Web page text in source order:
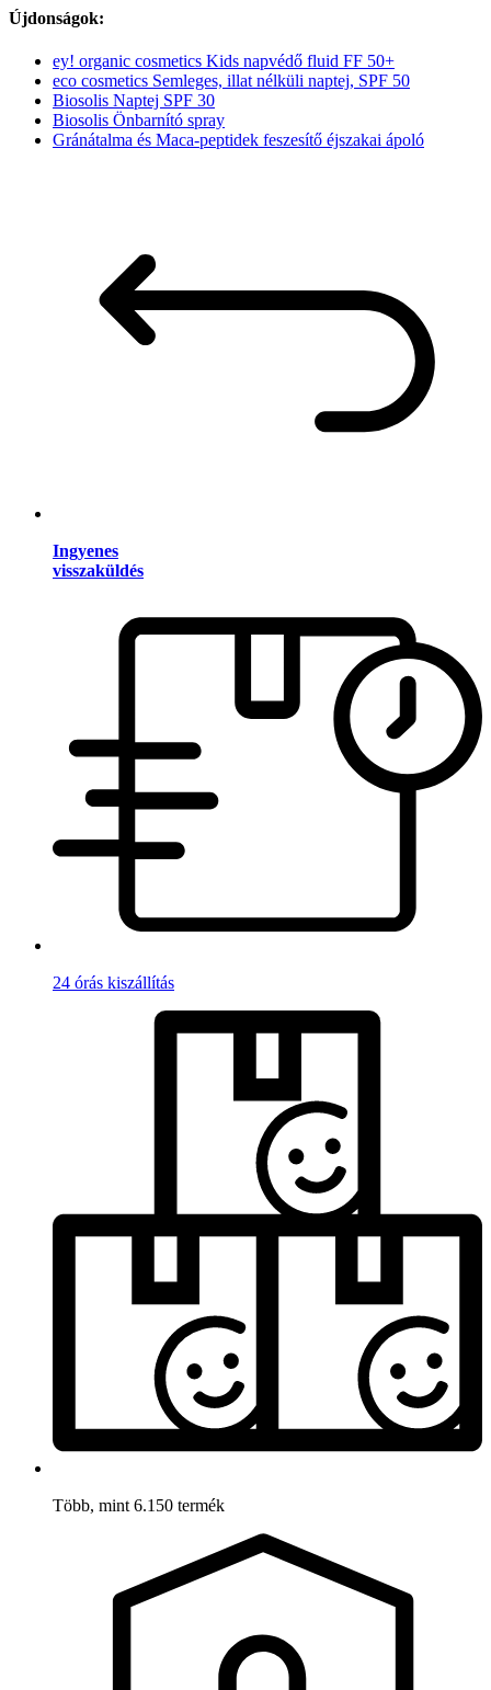
Újdonságok:
ey! organic cosmetics Kids napvédő fluid FF 50+
eco cosmetics Semleges, illat nélküli naptej, SPF 50
Biosolis Naptej SPF 30
Biosolis Önbarnító spray
Gránátalma és Maca-peptidek feszesítő éjszakai ápoló
Ingyenes
visszaküldés
24 órás kiszállítás
Több, mint 6.150 termék